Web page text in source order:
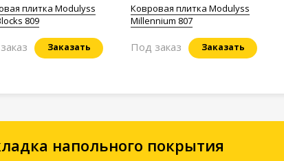
плитка Modulyss
809
Заказать
Ковровая плитка Modulyss
Millennium 807
Заказать
Под заказ
напольного покрытия